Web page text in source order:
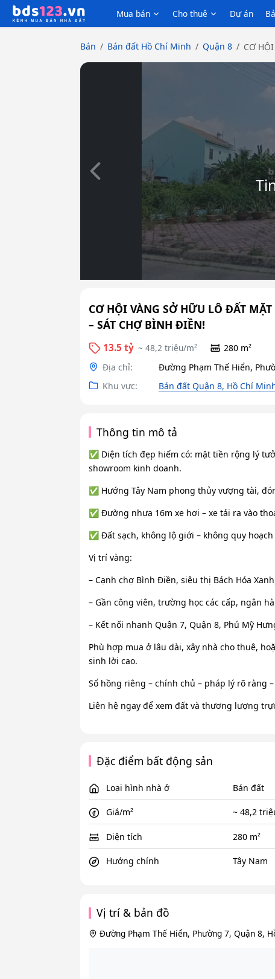
Mua bán Cho thuê Dự án
Bán Bán đất Hồ Chí Minh Quận 8 CƠ
Slide trước
CƠ HỘI VÀNG SỞ HỮU LÔ ĐẤT
– SÁT CHỢ BÌNH ĐIỀN!
13.5 tỷ ~ 48,2 triệu/m² 280 m²
Địa chỉ:
Đường Phạm Thế Hiển,
Khu vực:
Bán đất Quận 8, Hồ Chí
Thông tin mô tả
✅ Diện tích đẹp hiếm có: mặt tiền rộng lý
showroom kinh doanh.
✅ Hướng Tây Nam phong thủy vượng tài,
✅ Đường nhựa 16m xe hơi – xe tải ra vào
✅ Đất sạch, không lộ giới – không quy hoạch
Vị trí vàng:
– Cạnh chợ Bình Điền, siêu thị Bách Hóa
– Gần công viên, trường học các cấp, ngân
– Kết nối nhanh Quận 7, Quận 8, Phú Mỹ
Phù hợp mua ở lâu dài, xây nhà cho thuê,
sinh lời cao.
Sổ hồng riêng – chính chủ – pháp lý rõ ràng
Liên hệ ngay để xem đất và thương lượng
Đặc điểm bất động sản
Loại hình nhà ở Bán đất
Giá/m² ~ 48,2
Diện tích 280 m²
Hướng chính Tây Nam
Vị trí & bản đồ
Đường Phạm Thế Hiển, Phường 7, Quận 8,